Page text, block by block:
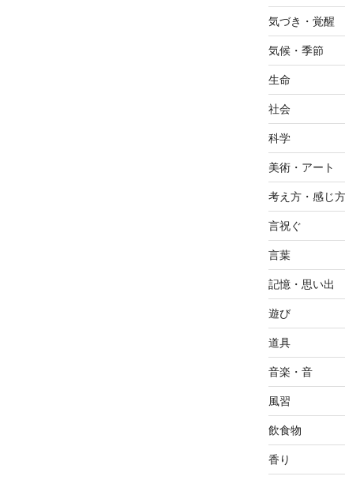
気づき・覚醒
気候・季節
生命
社会
科学
美術・アート
考え方・感じ方
言祝ぐ
言葉
記憶・思い出
遊び
道具
音楽・音
風習
飲食物
香り